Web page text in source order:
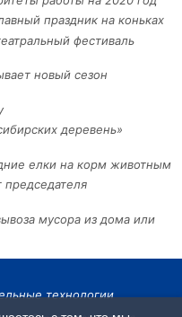
праздник на коньках
фестиваль
новый сезон
деревень»
елки на корм животным
мусора из дома или
технологии